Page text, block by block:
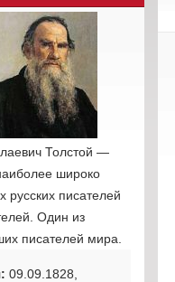
Толстой —
широко
русских писателей
Один из
писателей мира.
09.09.1828,